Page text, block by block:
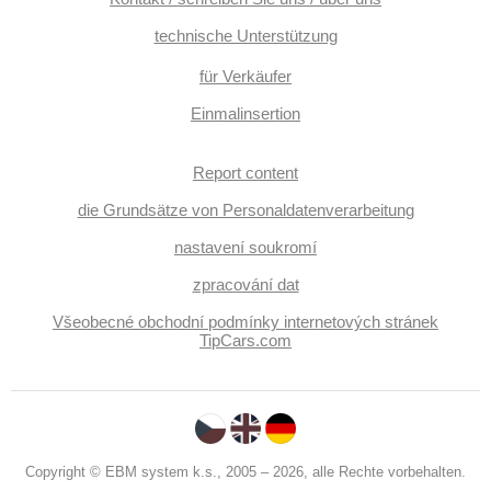
technische Unterstützung
für Verkäufer
Einmalinsertion
Report content
die Grundsätze von Personaldatenverarbeitung
nastavení soukromí
zpracování dat
Všeobecné obchodní podmínky internetových stránek
TipCars.com
Copyright © EBM system k.s., 2005 – 2026, alle Rechte vorbehalten.